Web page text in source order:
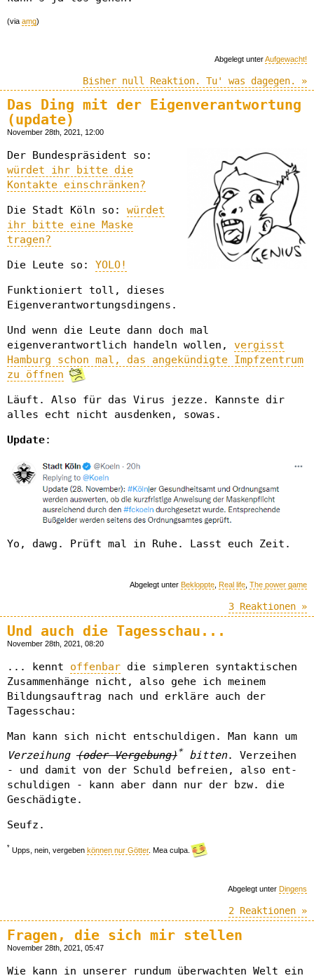
(via amg)
Abgelegt unterAufgewacht!
Bisher null Reaktion. Tu' was dagegen. »
Das Ding mit der Eigenverantwortung
(update)
November 28th, 2021, 12:00
Der Bundespräsident so:
würdet ihr bitte die
Kontakte einschränken?
Die Stadt Köln so: würdet
ihr bitte eine Maske
tragen?
Die Leute so: YOLO!
Funktioniert toll, dieses
Eigenverantwortungsdingens.
Und wenn die Leute dann doch mal
eigenverantwortlich handeln wollen, vergisst
Hamburg schon mal, das angekündigte Impfzentrum
zu öffnen
Läuft. Also für das Virus jezze. Kannste dir
alles echt nicht ausdenken, sowas.
Update:
Yo, dawg. Prüft mal in Ruhe. Lasst euch Zeit.
Abgelegt unter Bekloppte, Real life, The power game
3 Reaktionen »
Und auch die Tagesschau...
November 28th, 2021, 08:20
... kennt offenbar die simpleren syntaktischen
Zusammenhänge nicht, also gehe ich meinem
Bildungsauftrag nach und erkläre auch der
Tagesschau:
Man kann sich nicht entschuldigen. Man kann um
Verzeihung (oder Vergebung)* bitten. Verzeihen
- und damit von der Schuld befreien, also ent-
schuldigen - kann aber dann nur der bzw. die
Geschädigte.
Seufz.
* Upps, nein, vergeben können nur Götter. Mea culpa.
Abgelegt unter Dingens
2 Reaktionen »
Fragen, die sich mir stellen
November 28th, 2021, 05:47
Wie kann in unserer rundum überwachten Welt ein